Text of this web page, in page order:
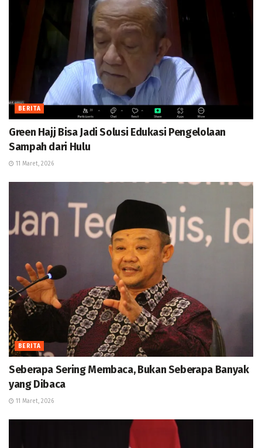
BERITA
Green Hajj Bisa Jadi Solusi Edukasi Pengelolaan
Sampah dari Hulu
11 Maret, 2026
BERITA
Seberapa Sering Membaca, Bukan Seberapa Banyak
yang Dibaca
11 Maret, 2026